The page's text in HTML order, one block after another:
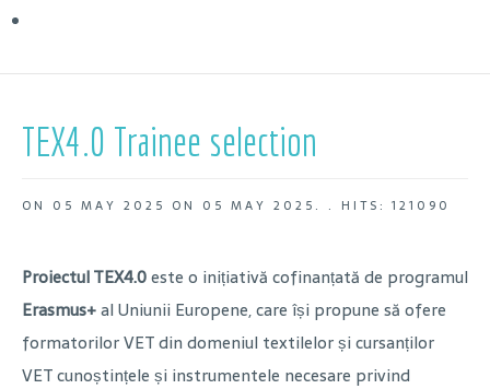
TEX4.0 Trainee selection
ON 05 MAY 2025 ON 05 MAY 2025 . . HITS: 121090
Proiectul TEX4.0este o inițiativă cofinanțată de programul
Erasmus+al Uniunii Europene, care își propune să ofere
formatorilor VET din domeniul textilelor și cursanților
VET cunoștințele și instrumentele necesare privind